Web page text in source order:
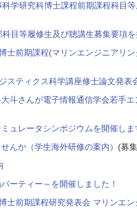
学研究科博士課程前期課程科目
目等履修生及び聴講生募集要項
士前期課程(マリンエンジニアリ
スティクス科学講座修士論文発表
斗さんが電子情報通信学会若手
ュレータシンポジウムを開催し
んか（学生海外研修の案内） (募
ーティー～を開催しました！
士前期課程研究発表会 マリンエ